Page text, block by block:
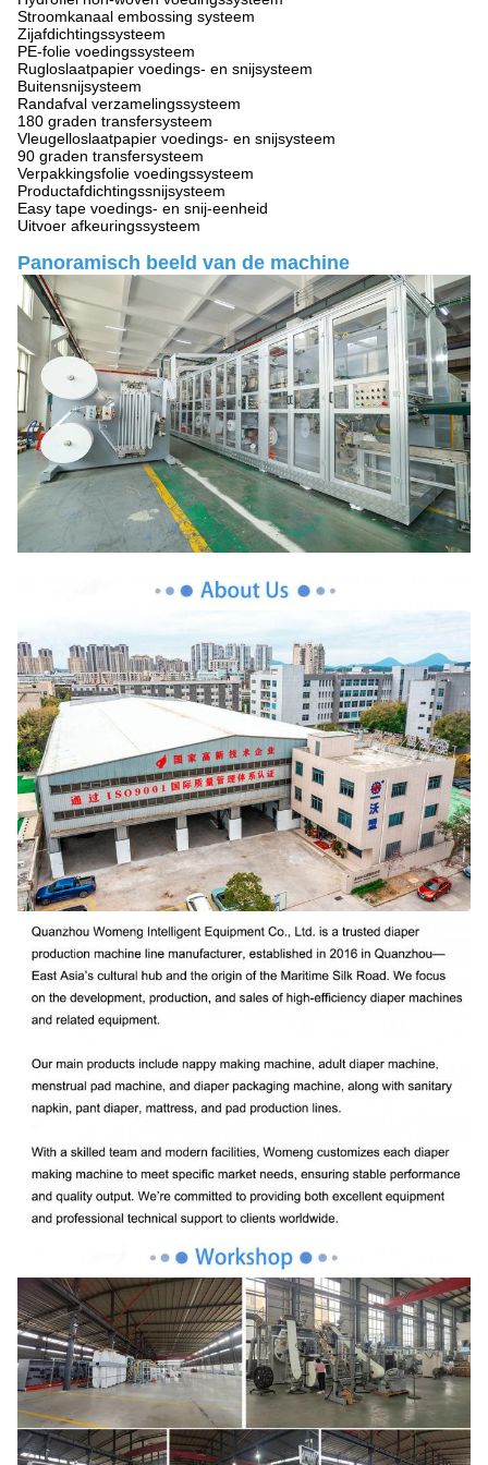
Stroomkanaal embossing systeem
Zijafdichtingssysteem
PE-folie voedingssysteem
Rugloslaatpapier voedings- en snijsysteem
Buitensnijsysteem
Randafval verzamelingssysteem
180 graden transfersysteem
Vleugelloslaatpapier voedings- en snijsysteem
90 graden transfersysteem
Verpakkingsfolie voedingssysteem
Productafdichtingssnijsysteem
Easy tape voedings- en snij-eenheid
Uitvoer afkeuringssysteem
Panoramisch beeld van de machine